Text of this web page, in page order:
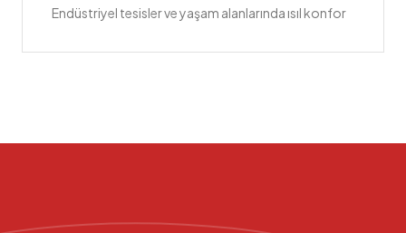
Endüstriyel tesisler ve yaşam alanlarında ısıl konfor